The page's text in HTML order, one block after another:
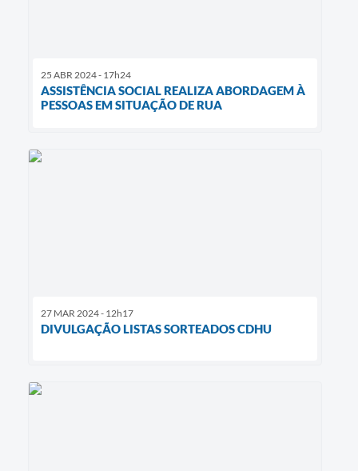
25 ABR 2024 - 17h24
ASSISTÊNCIA SOCIAL REALIZA ABORDAGEM À
PESSOAS EM SITUAÇÃO DE RUA
27 MAR 2024 - 12h17
DIVULGAÇÃO LISTAS SORTEADOS CDHU